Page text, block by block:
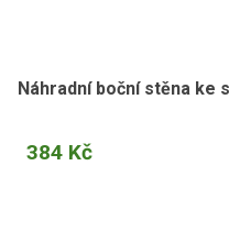
Náhradní boční stěna ke
384 Kč